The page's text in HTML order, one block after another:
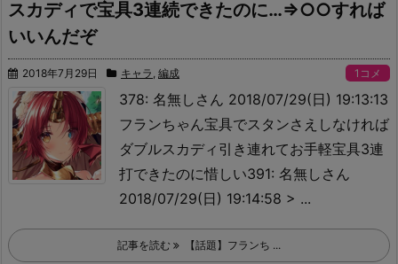
スカディで宝具3連続できたのに…⇒○○すれば
いいんだぞ
2018年7月29日 キャラ , 編成 1コメ
378: 名無しさん 2018/07/29(日) 19:13:13
フランちゃん宝具でスタンさえしなければ
ダブルスカディ引き連れてお手軽宝具3連
打できたのに惜しい391: 名無しさん
2018/07/29(日) 19:14:58 > ...
記事を読む 【話題】フランち ...